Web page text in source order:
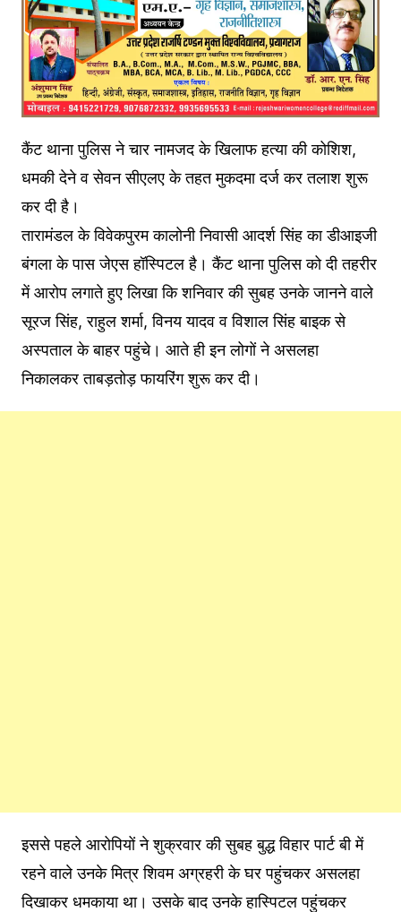
कैंट थाना पुलिस ने चार नामजद के खिलाफ हत्या की कोशिश,
धमकी देने व सेवन सीएलए के तहत मुकदमा दर्ज कर तलाश शुरू
कर दी है।
तारामंडल के विवेकपुरम कालोनी निवासी आदर्श सिंह का डीआइजी
बंगला के पास जेएस हॉस्पिटल है। कैंट थाना पुलिस को दी तहरीर
में आरोप लगाते हुए लिखा कि शनिवार की सुबह उनके जानने वाले
सूरज सिंह, राहुल शर्मा, विनय यादव व विशाल सिंह बाइक से
अस्पताल के बाहर पहुंचे। आते ही इन लोगों ने असलहा
निकालकर ताबड़तोड़ फायरिंग शुरू कर दी।
इससे पहले आरोपियों ने शुक्रवार की सुबह बुद्ध विहार पार्ट बी में
रहने वाले उनके मित्र शिवम अग्रहरी के घर पहुंचकर असलहा
दिखाकर धमकाया था। उसके बाद उनके हास्पिटल पहुंचकर